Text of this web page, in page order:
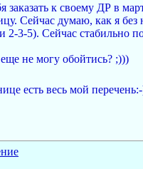
к своему ДР в
Сейчас думаю, как я
2-3-5). Сейчас
не могу обойтись? ;)))
есть весь мой